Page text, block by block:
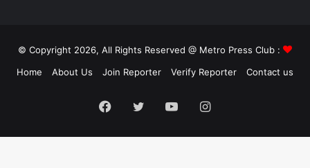
© Copyright 2026, All Rights Reserved @ Metro Press Club :
Home
About Us Join Reporter Verify Reporter Contact us
Facebook
TwitterYouTubeInstagram